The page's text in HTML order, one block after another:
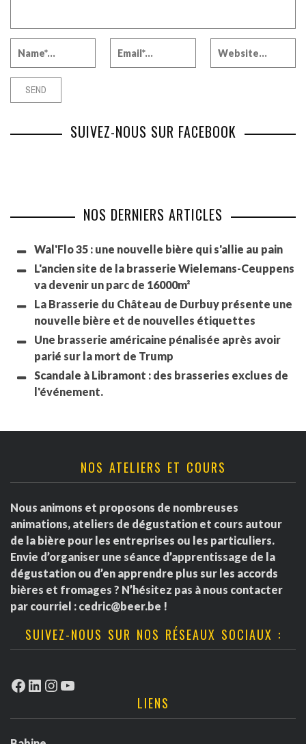
SUIVEZ-NOUS SUR FACEBOOK
NOS DERNIERS ARTICLES
Wal'Flo 35 : une nouvelle bière qui s'allie au pain
L'ancien site de la brasserie Wielemans-Ceuppens
va devenir un parc de 16000m²
La Brasserie du Château de Durbuy présente une
nouvelle bière et de nouvelles étiquettes
Une brasserie américaine pénalisée après avoir
parié sur la mort de Trump
Scandale à Libramont : des brasseries exclues de
l'événement.
NOS ATELIERS ET COURS
Nous animons et proposons de nombreuses
animations, ateliers de dégustation et cours autour
de la bière pour les entreprises ou les particuliers.
Envie d’organiser une séance d’apprentissage de la
dégustation ou d’en apprendre plus sur les accords
bières et fromages ? N’hésitez pas à nous contacter
par courriel : cedric@beer.be !
SUIVEZ-NOUS SUR NOS RÉSEAUX SOCIAUX :
Facebook
LinkedIn
Instagram
YouTube
LIENS